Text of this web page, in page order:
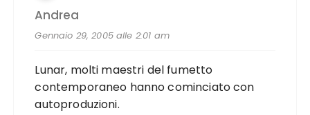
Andrea
Gennaio 29, 2005 alle 2:01 am
Lunar, molti maestri del fumetto
contemporaneo hanno cominciato con
autoproduzioni.